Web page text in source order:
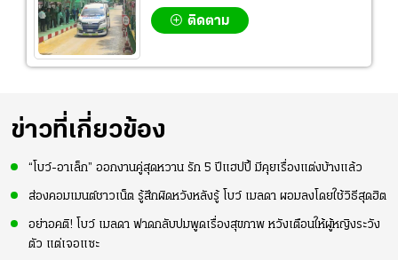
ติดตาม
ข่าวที่เกี่ยวข้อง
“โบว์-อาเล็ก” ออกงานคู่สุดหวาน รัก 5 ปีแฮปปี้ มีคุยเรื่องแต่งบ้างแล้ว
ส่องคอมเมนต์ชาวเน็ต รู้สึกผิดหวังหลังรู้ โบว์ เมลดา ผอมลงโดยใช้วิธีสุดฮิต
อย่าอคติ! โบว์ เมลดา ฟาดกลับปมพูดเรื่องสุขภาพ หวังเตือนให้ผู้หญิงระวัง
ตัว แต่เจอแซะ